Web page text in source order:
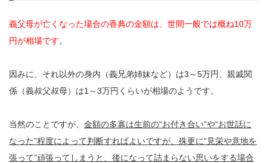
義父母が亡くなった場合の香典の金額は、世間一般では概ね10万
円が相場です。
因みに、それ以外の身内（義兄弟姉妹など）は3～5万円、親戚関
係（義叔父叔母）は1～3万円くらいが相場のようです。
当然のことですが、 金額の多寡は生前の“お付き合い”や“お世話に
なった”程度によって判断すればよいですが、殊更に“見栄や意地を
張って”頑張ってしまうと、後になって詰まらない思いをする場合